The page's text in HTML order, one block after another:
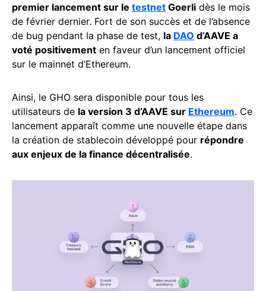
premier lancement sur le testnet Goerli dès le mois
de février dernier. Fort de son succès et de l’absence
de bug pendant la phase de test, la DAO d’AAVE a
voté positivement en faveur d’un lancement officiel
sur le mainnet d’Ethereum.
Ainsi, le GHO sera disponible pour tous les
utilisateurs de la version 3 d’AAVE sur Ethereum. Ce
lancement apparaît comme une nouvelle étape dans
la création de stablecoin développé pour répondre
aux enjeux de la finance décentralisée.